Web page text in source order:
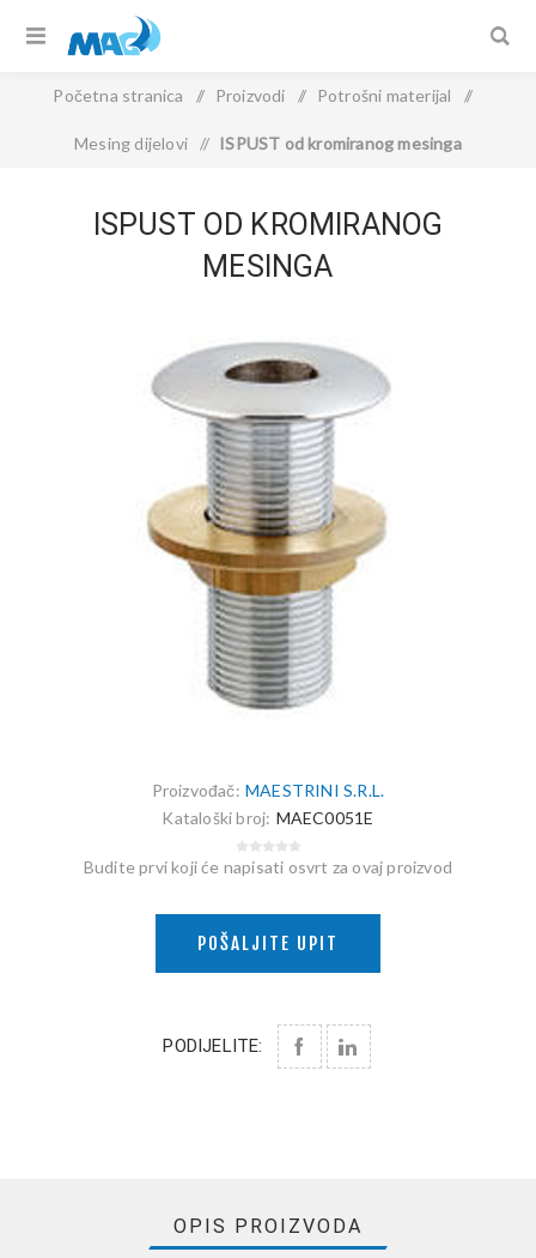
Početna stranica / Proizvodi / Potrošni materijal /
Mesing dijelovi / ISPUST od kromiranog mesinga
ISPUST OD KROMIRANOG
MESINGA
Proizvođač: MAESTRINI S.R.L.
Kataloški broj: MAEC0051E
Budite prvi koji će napisati osvrt za ovaj proizvod
POŠALJITE UPIT
PODIJELITE:
OPIS PROIZVODA